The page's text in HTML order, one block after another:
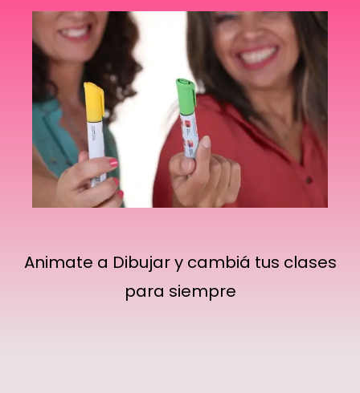
Animate a Dibujar y cambiá tus clases
para siempre